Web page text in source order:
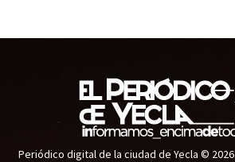
Periódico digital de la ciudad de Yecla © 2026